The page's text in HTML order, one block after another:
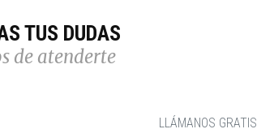
TUS DUDAS
de atenderte
LLÁMANOS GRATIS